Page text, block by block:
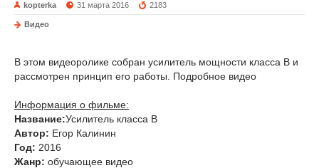
kopterka 31 марта 2016 2183
Видео
В этом видеоролике собран усилитель мощности класса B и
рассмотрен принцип его работы. Подробное видео
Информация о фильме:
Название:Усилитель класса B
Автор: Егор Калинин
Год: 2016
Жанр: обучающее видео